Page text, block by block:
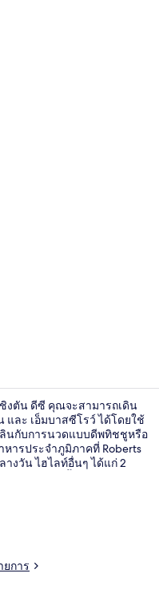
งตัน ดีซี คุณจะสามารถเดิน
ละ เอ็มบาสซีโรว์ ได้โดยใช้
ลินกับการนวดแบบดีพทิชชูหรือ
ารประจำภูมิภาคที่ Roberts
างวัน ไฮไลท์อื่นๆ ได้แก่ 2
าน ที่พักนี้อยู่ใกล้ขนส่ง
ดลีย์ พาร์ค
ยการ